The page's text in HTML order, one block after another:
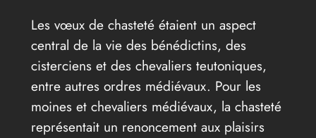
Les vœux de chasteté étaient un aspect
central de la vie des bénédictins, des
cisterciens et des chevaliers teutoniques,
entre autres ordres médiévaux. Pour les
moines et chevaliers médiévaux, la chasteté
représentait un renoncement aux plaisirs